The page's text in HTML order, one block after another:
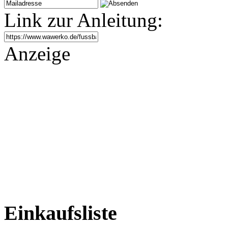
Link zur Anleitung:
Anzeige
Einkaufsliste